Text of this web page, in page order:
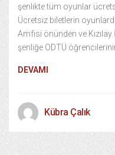
şenlikte tüm oyunlar
Ücretsiz biletlerin
Amfisi önünden ve
şenliğe ODTÜ
DEVAMI
Kübra Çalık